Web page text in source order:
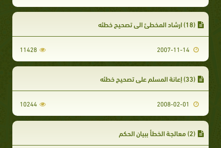
(18) ارشاد المخطئ الى تصحيح خطئه
11428
(33) إعانة المسلم على تصحيح خطئه
10244
(2) معالجة الخطأ ببيان الحكم